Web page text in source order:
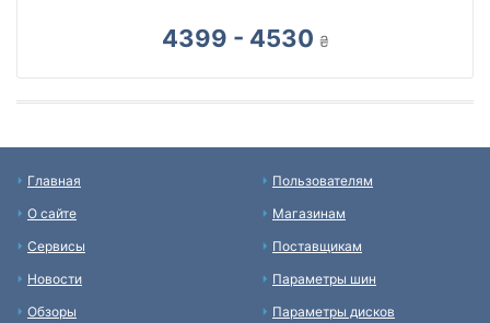
4399 - 4530 ₴
Главная
О сайте
Сервисы
Новости
Обзоры
Пользователям
Магазинам
Поставщикам
Параметры шин
Параметры дисков